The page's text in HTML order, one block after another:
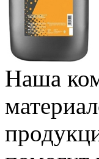
Наша